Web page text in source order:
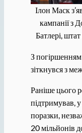
Ілон Маск
кампанії з
Батлері,
З
зіткнувся з
Раніше цього
підтримував,
поразки,
20 мільйонів